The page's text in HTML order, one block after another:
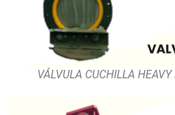
VÁLVULA CUCHILLA